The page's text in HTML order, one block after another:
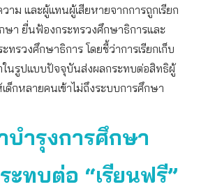
าม และผู้แทนผู้เสียหายจากการถูกเรียก
ษา ยื่นฟ้องกระทรวงศึกษาธิการและ
ทรวงศึกษาธิการ โดยชี้ว่าการเรียกเก็บ
ในรูปแบบปัจจุบันส่งผลกระทบต่อสิทธิผู้
ด็กหลายคนเข้าไม่ถึงระบบการศึกษา
ำรุงการศึกษา
ะทบต่อ “เรียนฟรี”